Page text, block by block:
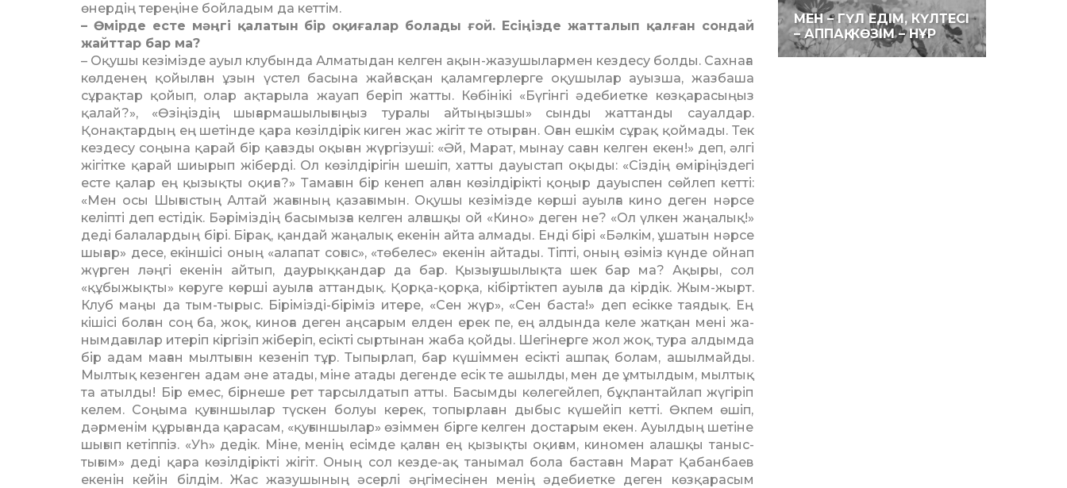
өнердің тереңіне бойладым да кеттім.
– Өмірде есте мәңгі қалатын бір оқиғалар болады ғой. Есіңізде жат­талып қалған сондай
жайттар бар ма?
– Оқушы кезімізде ауыл клу­бын­да Алматыдан келген ақын-жазушылармен кездесу болды. Сахнаға
көлденең қойылған ұзын үстел басына жайғасқан қаламгер­лерге оқушылар ауызша, жазбаша
сұрақтар қойып, олар ақтарыла жауап беріп жатты. Көбінікі «Бүгінгі әдебиетке көзқарасыңыз
қалай?», «Өзіңіздің шығармашылығыңыз туралы айтыңызшы» сынды жаттан­ды сауалдар.
Қонақтардың ең ше­тінде қара көзілдірік киген жас жігіт те отырған. Оған ешкім сұрақ қой­мады. Тек
кездесу соңына қарай бір қағазды оқыған жүргізуші: «Әй, Марат, мынау саған келген екен!» деп, әлгі
жігітке қарай шиырып жі­бер­ді. Ол көзілдірігін шешіп, хатты дауыстап оқыды: «Сіздің өміріңіздегі
есте қалар ең қызықты оқиға?» Тама­ғын бір кенеп алған көзілдірікті қоңыр дауыспен сөйлеп кетті:
«Мен осы Шығыстың Алтай жағының қазағымын. Оқушы кезімізде көрші ауылға кино деген нәрсе
келіпті деп естідік. Бәріміздің басымызға келген алғашқы ой «Кино» деген не? «Ол үлкен жаңалық!»
деді балалардың бірі. Бірақ, қандай жаңалық екенін айта алмады. Енді бірі «Бәлкім, ұшатын нәрсе
шығар» десе, екіншісі оның «алапат соғыс», «төбелес» екенін айтады. Тіпті, оның өзіміз күн­де ойнап
жүрген ләңгі екенін ай­тып, даурыққандар да бар. Қы­зығушылықта шек бар ма? Ақыры, сол
«құбыжықты» көруге көрші ауыл­ға аттандық. Қорқа-қорқа, кібір­тіктеп ауылға да кірдік. Жым-жырт.
Клуб маңы да тым-тырыс. Бірімізді-біріміз итере, «Сен жүр», «Сен баста!» деп есікке тая­дық. Ең
кішісі бол­ған соң ба, жоқ, киноға деген аңса­рым елден ерек пе, ең алдында келе жатқан мені жа­
ным­дағылар ите­ріп кіргізіп жіберіп, есікті сыртынан жаба қойды. Шегінерге жол жоқ, ту­ра алдымда
бір адам маған мылты­ғын кезеніп тұр. Тыпырлап, бар күшім­мен есікті ашпақ болам, ашыл­май­ды.
Мылтық ке­зен­­ген адам әне ата­ды, міне атады де­генде есік те ашыл­ды, мен де ұм­тылдым, мылтық
та атылды! Бір емес, бірнеше рет тар­сы­лда­тып атты. Басымды көле­гей­леп, бұқпан­тайлап жүгіріп
келем. Соңыма қуғыншылар түскен болуы керек, топырлаған дыбыс күшейіп кетті. Өкпем өшіп,
дәрменім құры­ғанда қарасам, «қуғын­шы­лар» өзіммен бірге кел­ген достарым екен. Ауыл­дың шетіне
шы­ғып кетіппіз. «Уһ» дедік. Міне, менің есімде қал­ған ең қызық­ты оқиғам, киномен алашқы таныс­
тығым» деді қара көзілдірікті жігіт. Оның сол кезде-ақ танымал бола бастаған Марат Қабанбаев
екенін кейін білдім. Жас жазу­шының әсерлі әңгімесінен менің әдебиетке деген көзқарасым
МЕН – ГҮЛ ЕДІМ, КҮЛТЕСІ
– АППАҚ, КӨЗІМ – НҰР